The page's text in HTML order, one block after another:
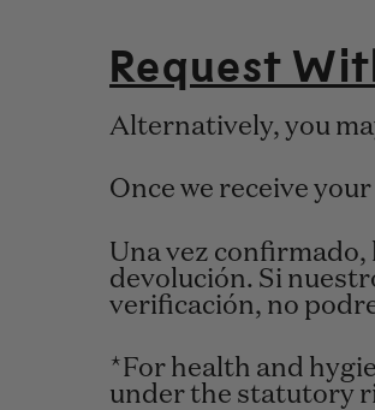
Request
Alternatively, you
Once we receive
Una vez
devolución. Si
verificación, no
*For health and
under the statutory